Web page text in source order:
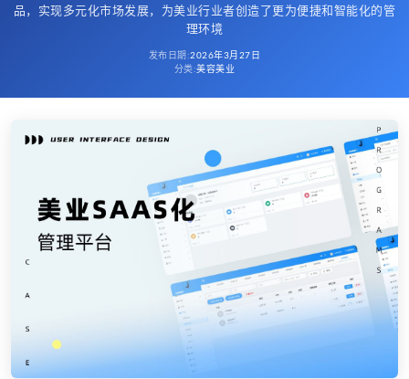
品，实现多元化市场发展，为美业行业者创造了更为便捷和智能化的管
理环境
发布日期:2026年3月27日
分类:美容美业